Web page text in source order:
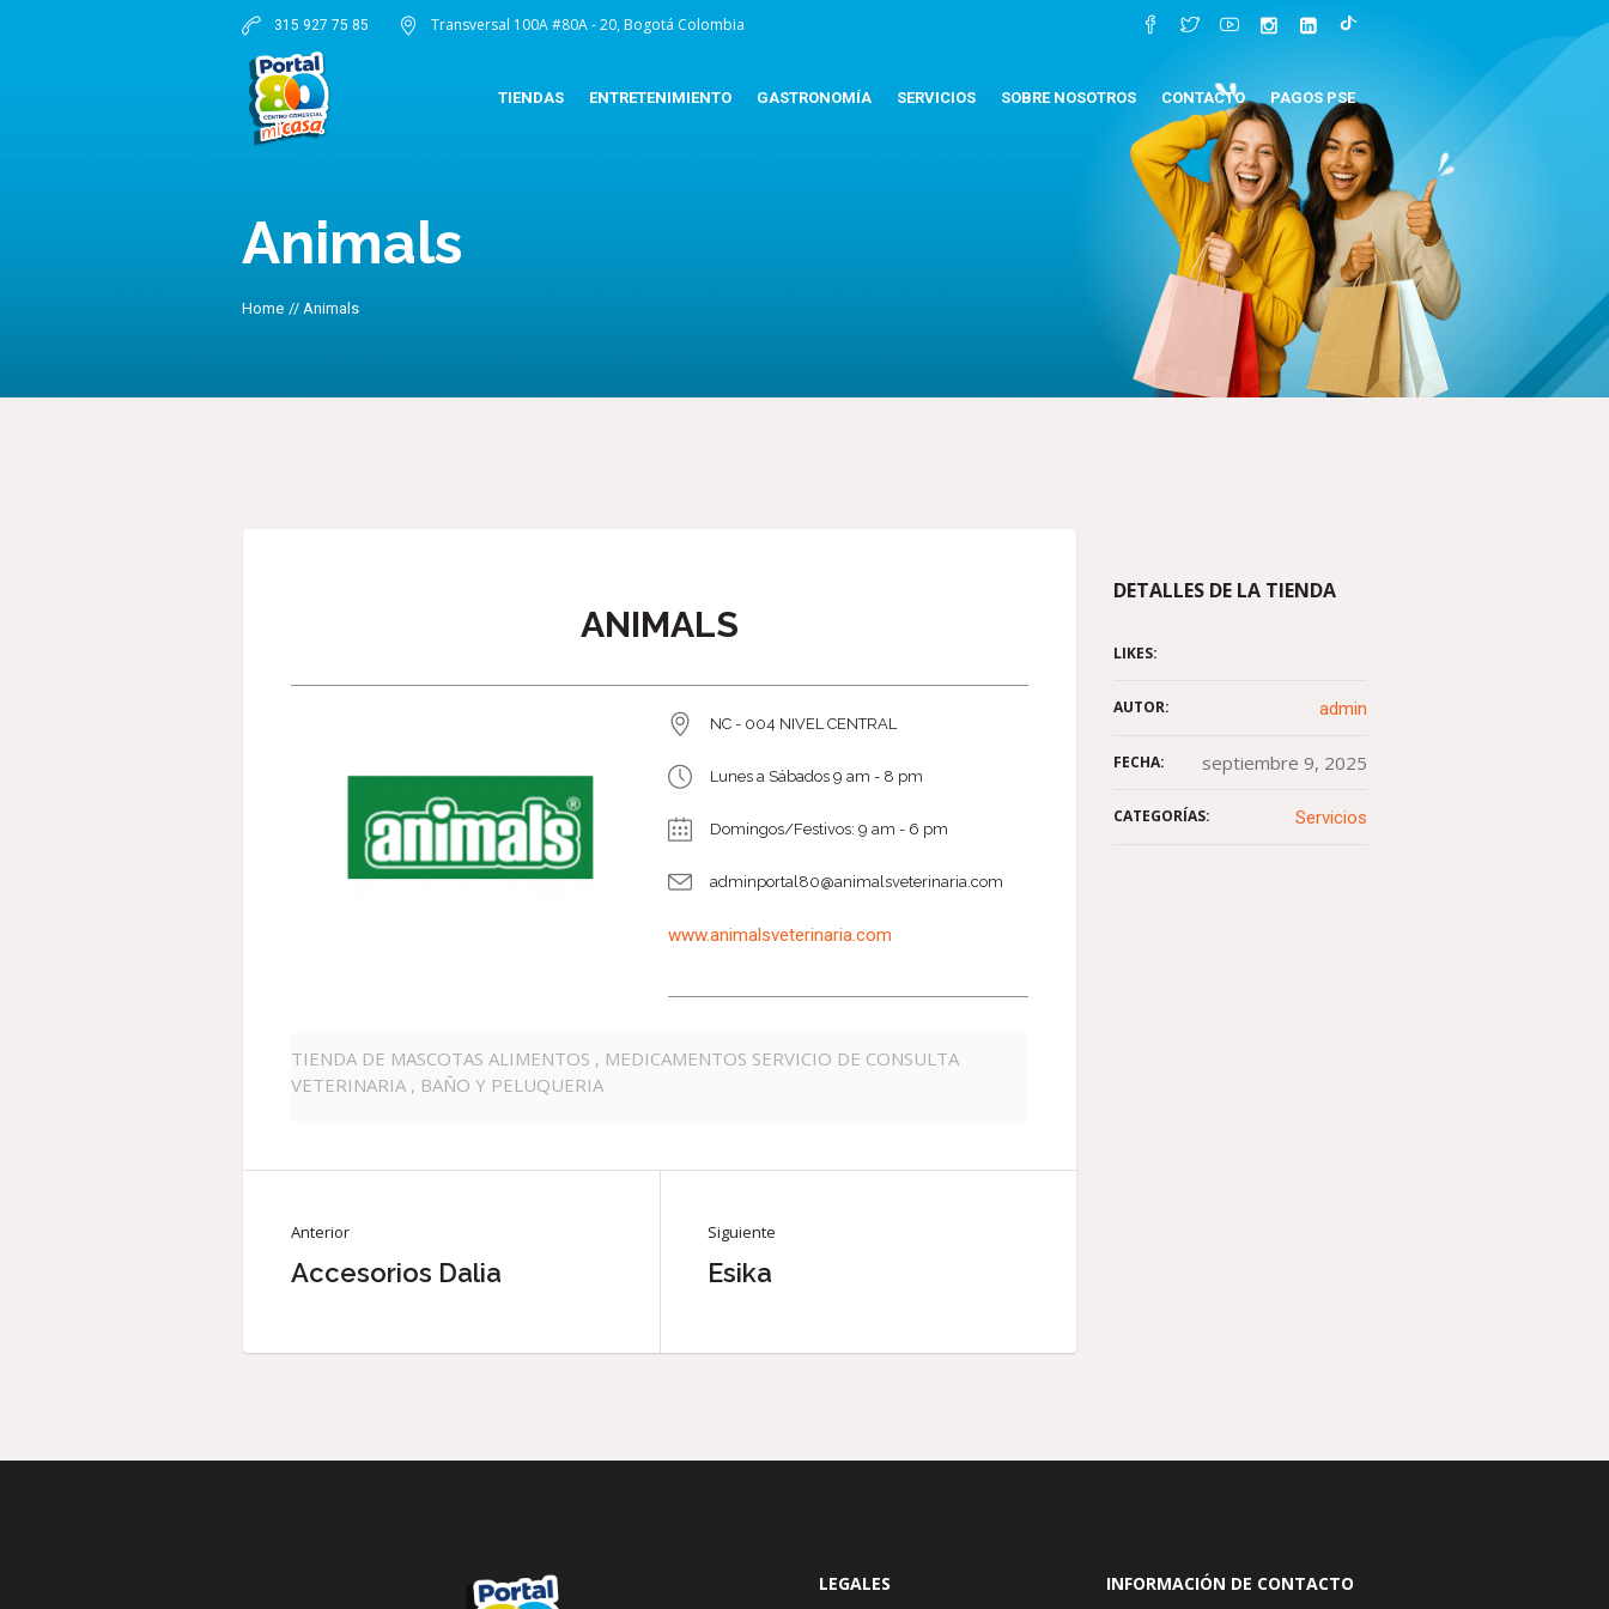
315 927 75 85 Transversal 100A #80A - 20, Bogotá Colombia
TIENDAS ENTRETENIMIENTO GASTRONOMÍA SERVICIOS SOBRE NOSOTROS CONTACTO PAGOS PSE
Animals
Home // Animals
ANIMALS
NC - 004 NIVEL CENTRAL
Lunes a Sábados 9 am - 8 pm
Domingos/Festivos: 9 am - 6 pm
adminportal80@animalsveterinaria.com
www.animalsveterinaria.com
TIENDA DE MASCOTAS ALIMENTOS , MEDICAMENTOS SERVICIO DE CONSULTA
VETERINARIA , BAÑO Y PELUQUERIA
Anterior
Accesorios Dalia
Siguiente
Esika
DETALLES DE LA TIENDA
LIKES:
AUTOR: admin
FECHA: septiembre 9, 2025
CATEGORÍAS: Servicios
LEGALES INFORMACIÓN DE CONTACTO